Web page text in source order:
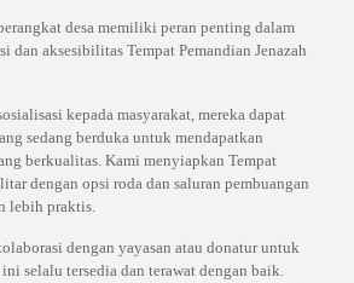
desa memiliki peran penting dalam
dan aksesibilitas Tempat Pemandian Jenazah
kepada masyarakat, mereka dapat
sedang berduka untuk mendapatkan
berkualitas. Kami menyiapkan Tempat
dengan opsi roda dan saluran pembuangan
lebih praktis.
dengan yayasan atau donatur untuk
selalu tersedia dan terawat dengan baik.